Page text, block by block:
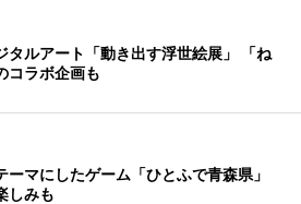
タルアート「動き出す浮世絵展」 「ね
コラボ企画も
ーマにしたゲーム「ひとふで青森県」
しみも